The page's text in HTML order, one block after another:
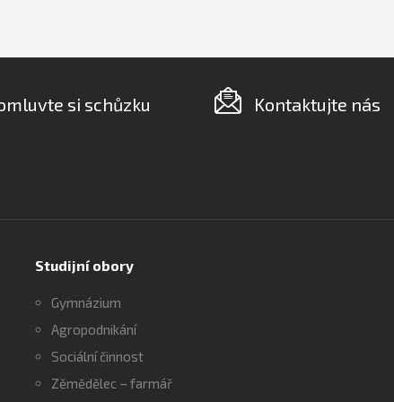
si schůzku Kontaktujte nás
Studijní obory
Gymnázium
Agropodnikání
Sociální činnost
Zěmědělec – farmář